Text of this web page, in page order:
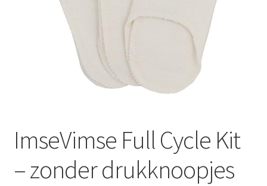
Schoonmaken
Voordeelpakketten
ImseVimse Full Cycle Kit
– zonder drukknoopjes